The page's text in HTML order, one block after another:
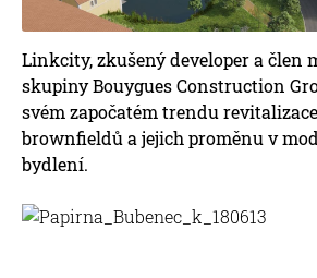
Linkcity, zkušený developer a člen
skupiny Bouygues Construction
svém započatém trendu
brownfieldů a jejich proměnu v
bydlení.